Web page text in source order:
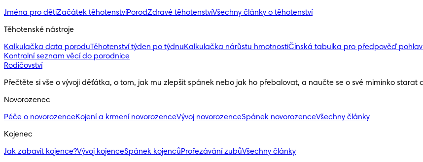
Jména pro dětiZačátek těhotenstvíPorodZdravé těhotenstvíVšechny články o těhotenství
Těhotenské nástroje
Kalkulačka data poroduTěhotenství týden po týdnuKalkulačka nárůstu hmotnostiČínská tabulka pro předpověď
Kontrolní seznam věcí do porodnice
Rodičovství
Přečtěte si vše o vývoji děťátka, o tom, jak mu zlepšit spánek nebo jak ho přebalovat, a naučte se o své miminko starat
Novorozenec
Péče o novorozenceKojení a krmení novorozenceVývoj novorozenceSpánek novorozenceVšechny články
Kojenec
Jak zabavit kojence?Vývoj kojenceSpánek kojencůProřezávání zubůVšechny články